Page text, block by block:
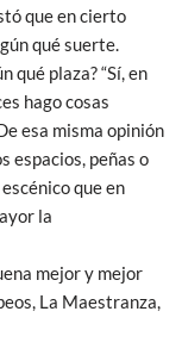
que en cierto
qué suerte.
qué plaza? “Sí, en
hago cosas
esa misma opinión
espacios, peñas o
que en
la
mejor y mejor
La Maestranza,